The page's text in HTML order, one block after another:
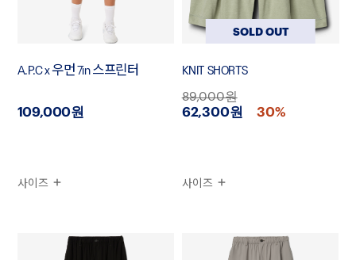
A.P.C x 우먼 7in 스프린터
109,000원
사이즈
SOLD OUT
KNIT SHORTS
89,000원
62,300원 30%
사이즈